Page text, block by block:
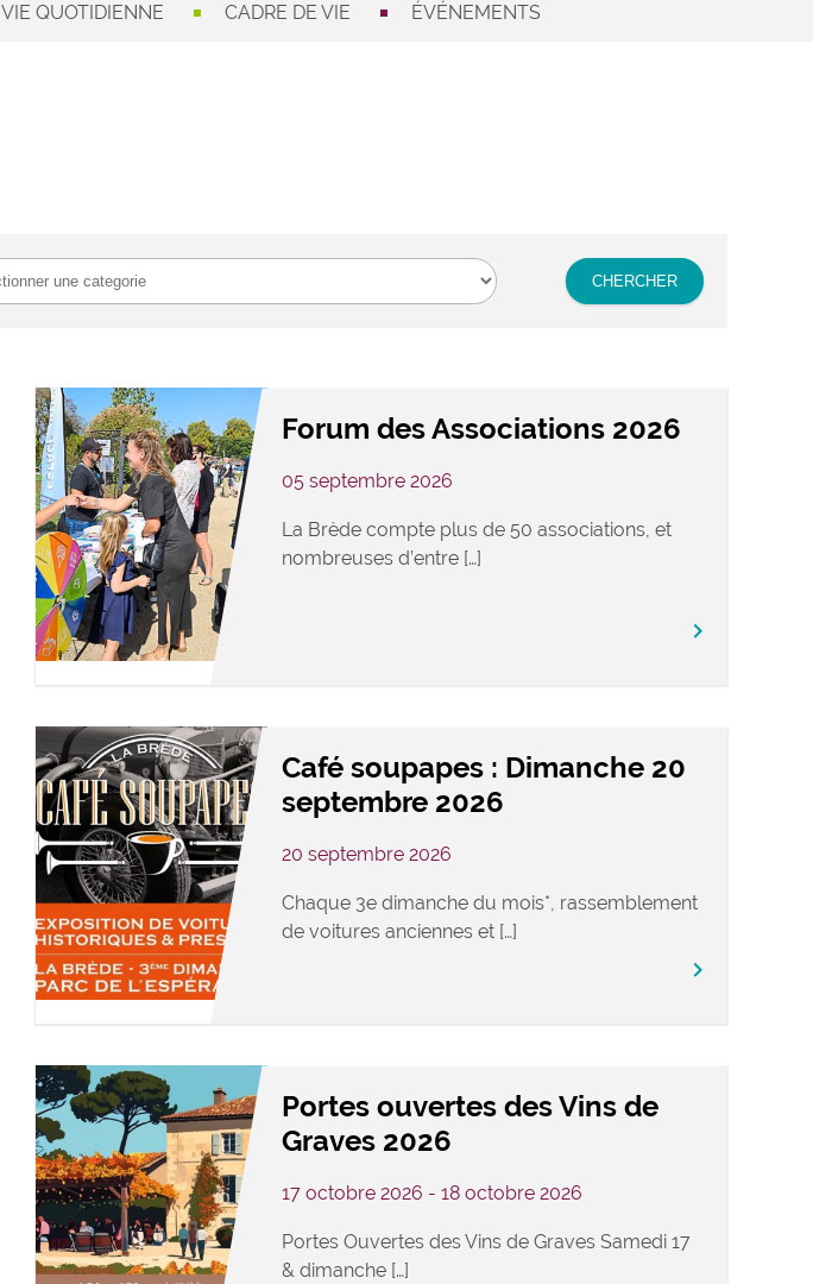
VIE QUOTIDIENNE CADRE DE VIE ÉVÉNEMENTS
Forum des Associations 2026
05 septembre 2026
La Brède compte plus de 50 associations, et
nombreuses d’entre […]
keyboard_arrow_right
Café soupapes : Dimanche 20
septembre 2026
20 septembre 2026
Chaque 3e dimanche du mois*, rassemblement
de voitures anciennes et […]
keyboard_arrow_right
Portes ouvertes des Vins de
Graves 2026
17 octobre 2026 - 18 octobre 2026
Portes Ouvertes des Vins de Graves Samedi 17
& dimanche […]